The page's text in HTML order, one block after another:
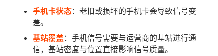
手机卡状态：老旧或损坏的手机卡会导致信号变
差。
基站覆盖 ：手机信号需要与运营商的基站进行通
信，基站密度与位置直接影响信号质量。